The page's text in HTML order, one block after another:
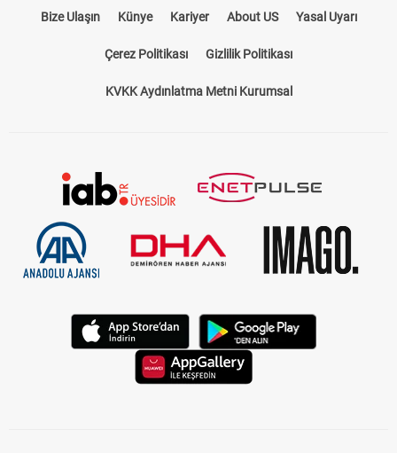
Bize Ulaşın Künye Kariyer About US Yasal Uyarı
Çerez Politikası Gizlilik Politikası
KVKK Aydınlatma Metni Kurumsal